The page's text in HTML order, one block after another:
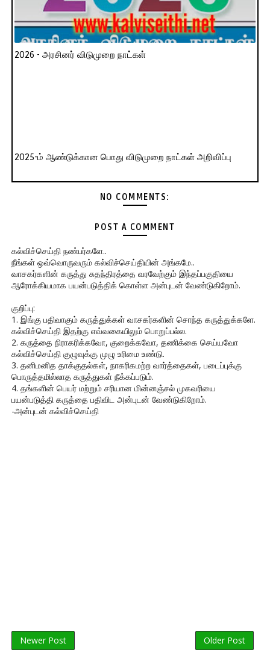
2026 - அரசினர் விடுமுறை நாட்கள்
2025-ம் ஆண்டுக்கான பொது விடுமுறை நாட்கள் அறிவிப்பு
NO COMMENTS:
POST A COMMENT
கல்விச்செய்தி நண்பர்களே..
நீங்கள் ஒவ்வொருவரும் கல்விச்செய்தியின் அங்கமே..
வாசகர்களின் கருத்து சுதந்திரத்தை வரவேற்கும் இந்தப்பகுதியை
ஆரோக்கியமாக பயன்படுத்திக் கொள்ள அன்புடன் வேண்டுகிறோம்.
குறிப்பு:
1. இங்கு பதிவாகும் கருத்துக்கள் வாசகர்களின் சொந்த கருத்துக்களே.
கல்விச்செய்தி இதற்கு எவ்வகையிலும் பொறுப்பல்ல.
2. கருத்தை நிராகரிக்கவோ, குறைக்கவோ, தணிக்கை செய்யவோ
கல்விச்செய்தி குழுவுக்கு முழு உரிமை உண்டு.
3. தனிமனித தாக்குதல்கள், நாகரிகமற்ற வார்த்தைகள், படைப்புக்கு
பொருத்தமில்லாத கருத்துகள் நீக்கப்படும்.
4. தங்களின் பெயர் மற்றும் சரியான மின்னஞ்சல் முகவரியை
பயன்படுத்தி கருத்தை பதிவிட அன்புடன் வேண்டுகிறோம்.
-அன்புடன் கல்விச்செய்தி
Newer Post Older Post